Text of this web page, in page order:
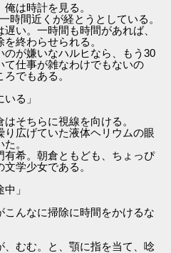
は時計を見る。
時間近くが経とうとしている。
い。一時間も時間があれば、
終わらせられる。
のが嫌いなハルヒなら、もう30
て仕事が雑なわけでもないの
でもある。
る」
そちらに視線を向ける。
広げていた液体ヘリウムの眼
。
有希。朝倉ともども、ちょっぴ
学少女である。
」
んなに掃除に時間をかけるな
、むむ。と、顎に指を当て、唸